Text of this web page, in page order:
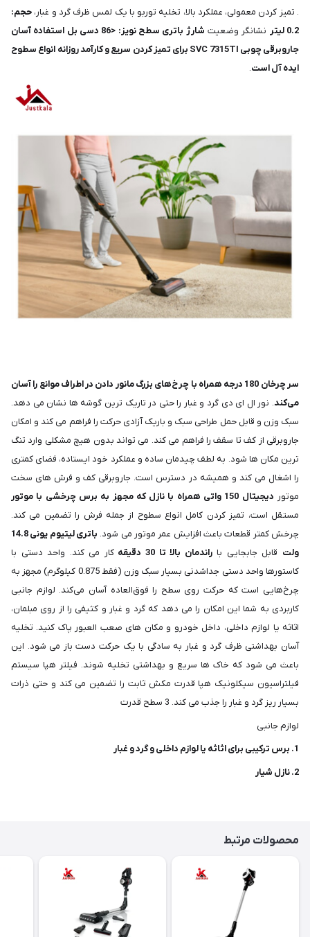
. تمیز کردن معمولی، عملکرد بالا، تخلیه توربو با یک لمس ظرف گرد و غبار، حجم:
0.2 لیتر
نشانگر وضعیت
شارژ باتری سطح نویز: <86 دسی بل استفاده آسان
جاروبرقی چوبی SVC 7315TI برای تمیز کردن سریع و کارآمد روزانه انواع سطوح
ایده آل است.
سر چرخان 180 درجه همراه با چرخ‌های بزرگ مانور دادن در اطراف موانع را آسان
می‌کند. نور ال ای دی گرد و غبار را حتی در تاریک ترین گوشه ها نشان می دهد.
سبک وزن و قابل حمل طراحی سبک و باریک آزادی حرکت را فراهم می کند و امکان
جاروبرقی از کف تا سقف را فراهم می کند. می تواند بدون هیچ مشکلی وارد تنگ
ترین مکان ها شود. به لطف چیدمان ساده و عملکرد خود ایستاده، فضای کمتری
را اشغال می کند و همیشه در دسترس است. جاروبرقی کف و فرش های سخت
موتور دیجیتال 150 واتی همراه با نازل که مجهز به برس چرخشی با موتور
مستقل است، تمیز کردن کامل انواع سطوح از جمله فرش را تضمین می کند.
چرخش کمتر قطعات باعث افزایش عمر موتور می شود.
باتری لیتیوم یونی 14.8
ولت قابل جابجایی باراندمان بالا تا 30 دقیقه
کار می کند. واحد دستی با
کاستورها واحد دستی جداشدنی بسیار سبک وزن (فقط 0.875 کیلوگرم) مجهز به
چرخ‌هایی است که حرکت روی سطح را فوق‌العاده آسان می‌کند. لوازم جانبی
کاربردی به شما این امکان را می دهد که گرد و غبار و کثیفی را از روی مبلمان،
اثاثه یا لوازم داخلی، داخل خودرو و مکان های صعب العبور پاک کنید. تخلیه
آسان بهداشتی ظرف گرد و غبار به سادگی با یک حرکت دست باز می شود. این
باعث می شود که خاک ها سریع و بهداشتی تخلیه شوند. فیلتر هپا سیستم
فیلتراسیون سیکلونیک هپا قدرت مکش ثابت را تضمین می کند و حتی ذرات
بسیار ریز گرد و غبار را جذب می کند. 3 سطح قدرت
لوازم جانبی
1. برس ترکیبی برای اثاثه یا لوازم داخلی و گرد و غبار
2. نازل شیار
محصولات مرتبط